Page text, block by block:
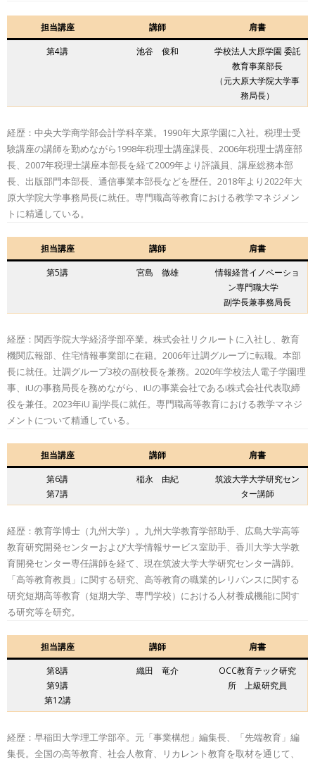
担当講座 講師 肩書
第4講 池谷 俊和
学校法人大原学園 委託
教育事業部長
（元大原大学院大学事
務局長）
経歴：中央大学商学部会計学科卒業。1990年大原学園に入社。税理士受
験講座の講師を勤めながら1998年税理士講座課長、2006年税理士講座部
長、2007年税理士講座本部長を経て2009年より評議員、講座総務本部
長、出版部門本部長、通信事業本部長などを歴任。2018年より2022年大
原大学院大学事務局長に就任。専門職高等教育における教学マネジメン
トに精通している。
担当講座 講師 肩書
第5講 宮島 徹雄
情報経営イノベーショ
ン専門職大学
副学長兼事務局長
経歴：関西学院大学経済学部卒業。株式会社リクルートに入社し、教育
機関広報部、住宅情報事業部に在籍。2006年辻調グループに転職。本部
長に就任。辻調グループ3校の副校長を兼務。2020年学校法人電子学園理
事、iUの事務局長を務めながら、iUの事業会社であるi株式会社代表取締
役を兼任。2023年iU 副学長に就任。専門職高等教育における教学マネジ
メントについて精通している。
担当講座 講師 肩書
第6講
第7講
稲永 由紀
筑波大学大学研究セン
ター講師
経歴：教育学博士（九州大学）。九州大学教育学部助手、広島大学高等
教育研究開発センターおよび大学情報サービス室助手、香川大学大学教
育開発センター専任講師を経て、現在筑波大学大学研究センター講師。
「高等教育教員」に関する研究、高等教育の職業的レリバンスに関する
研究短期高等教育（短期大学、専門学校）における人材養成機能に関す
る研究等を研究。
担当講座 講師 肩書
第8講
第9講
第12講
織田 竜介
OCC教育テック研究
所 上級研究員
経歴：早稲田大学理工学部卒。元「事業構想」編集長、「先端教育」編
集長。全国の高等教育、社会人教育、リカレント教育を取材を通じて、